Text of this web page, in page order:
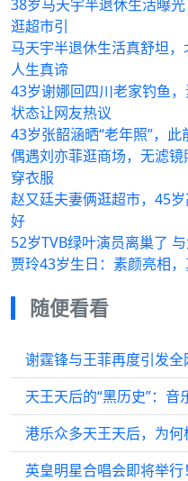
38岁马天宇半退休生活曝
逛超市引
马天宇半退休生活真舒坦
人生真谛
43岁谢娜回四川老家钓鱼
状态让网友热议
43岁张韶涵晒“老年照”，
偶遇刘亦菲逛商场，无滤
穿衣服
赵又廷夫妻俩逛超市，45
好
52岁TVB绿叶演员离巢了
贾玲43岁生日：素颜亮相
随便看看